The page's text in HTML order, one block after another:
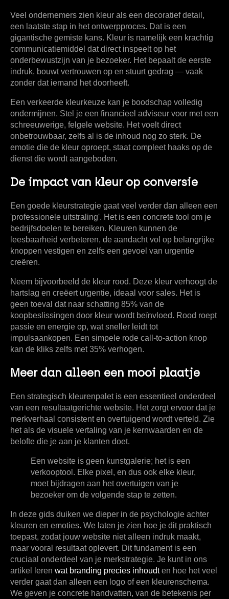
Veel ondernemers zien kleur als een decoratief detail,
een laatste stap in het ontwerpproces. Dat is een
gigantische gemiste kans. Kleur is namelijk een krachtig
communicatiemiddel dat direct inspeelt op het
onderbewustzijn van je bezoeker. Het bepaalt de eerste
indruk, bouwt vertrouwen op en stuurt gedrag — vaak
zonder dat iemand het doorheeft.
Een verkeerde kleurkeuze kan je boodschap volledig
ondermijnen. Stel je een financieel adviseur voor met een
schreeuwerige, felgele website. Het voelt direct
onbetrouwbaar, zelfs al is de inhoud nog zo sterk. De
emotie die de kleur oproept, staat compleet haaks op de
dienst die wordt aangeboden.
De impact van kleur op conversie
Een goede kleurstrategie gaat veel verder dan alleen een
'professionele uitstraling'. Het is een concrete tool om je
bedrijfsdoelen te bereiken. Kleuren kunnen de
leesbaarheid verbeteren, de aandacht vol op belangrijke
knoppen vestigen en zelfs een gevoel van urgentie
creëren.
Neem bijvoorbeeld de kleur rood. Deze kleur verhoogt de
hartslag en creëert urgentie, ideaal voor sales. Het is
geen toeval dat naar schatting 85% van de
koopbeslissingen door kleur wordt beïnvloed. Rood roept
passie en energie op, wat sneller leidt tot
impulsaankopen. Een simpele rode call-to-action knop
kan de kliks zelfs met35% verhogen.
Meer dan alleen een mooi plaatje
Een strategisch kleurenpalet is een essentieel onderdeel
van een resultaatgerichte website. Het zorgt ervoor dat je
merkverhaal consistent en overtuigend wordt verteld. Zie
het als de visuele vertaling van je kernwaarden en de
belofte die je aan je klanten doet.
Een website is geen kunstgalerie; het is een
verkooptool. Elke pixel, en dus ook elke kleur,
moet bijdragen aan het overtuigen van je
bezoeker om de volgende stap te zetten.
In deze gids duiken we dieper in de psychologie achter
kleuren en emoties. We laten je zien hoe je dit praktisch
toepast, zodat jouw website niet alleen indruk maakt,
maar vooral resultaat oplevert. Dit fundament is een
cruciaal onderdeel van je merkstrategie. Je kunt in ons
artikel leren wat branding precies inhoudten hoe het veel
verder gaat dan alleen een logo of een kleurenschema.
We geven je concrete handvatten, van de betekenis per